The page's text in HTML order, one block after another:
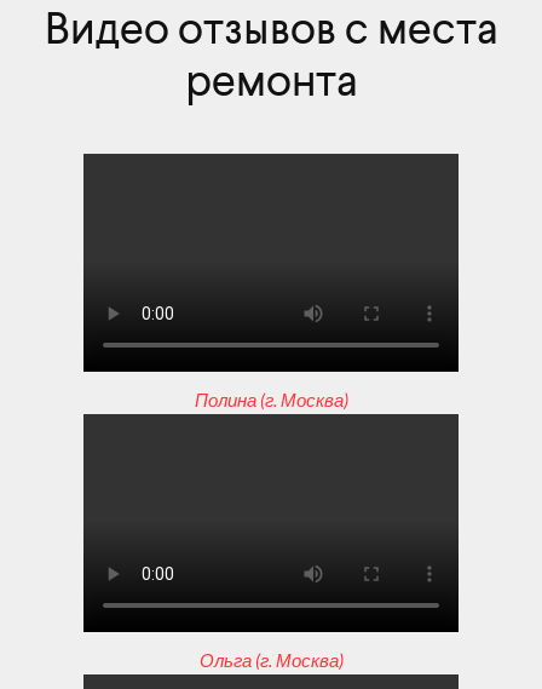
Видео отзывов с места
ремонта
Полина (г. Москва)
Ольга (г. Москва)